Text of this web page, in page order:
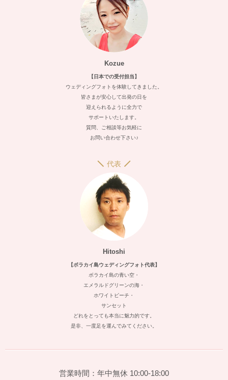
Kozue
【日本での受付担当】
ウェディングフォトを体験してきました。
皆さまが安心して出発の日を
迎えられるように全力で
サポートいたします。
質問、ご相談等お気軽に
お問い合わせ下さい♪
代表
Hitoshi
【ボラカイ島ウェディングフォト代表】
ボラカイ島の青い空・
エメラルドグリーンの海・
ホワイトビーチ・
サンセット
どれをとっても本当に魅力的です。
是非、一度足を運んでみてください。
営業時間：年中無休 10:00-18:00